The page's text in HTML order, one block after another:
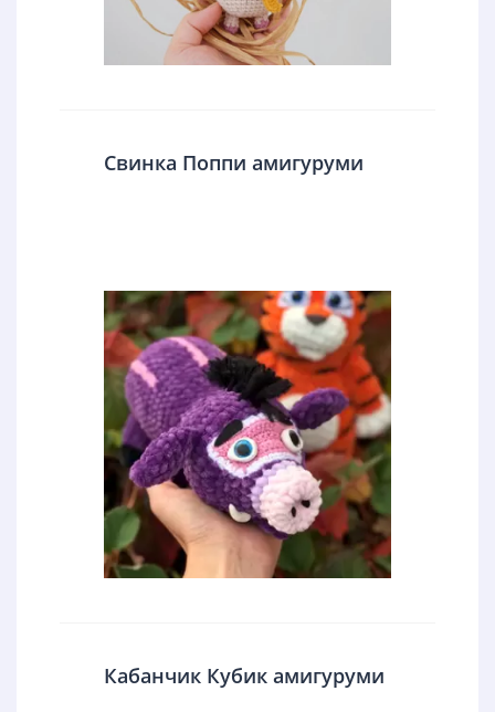
Свинка Поппи амигуруми
Кабанчик Кубик амигуруми